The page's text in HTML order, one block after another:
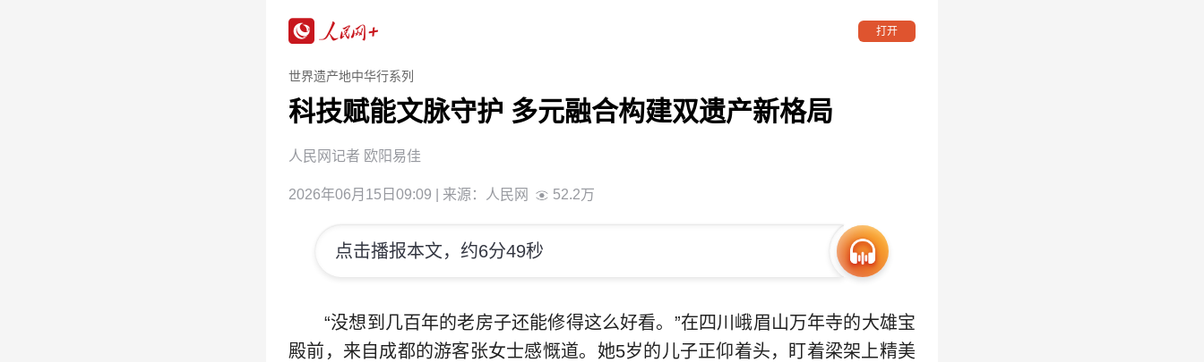
打开
世界遗产地中华行系列
科技赋能文脉守护 多元融合构建双遗产新格局
人民网记者 欧阳易佳
2026年06月15日09:09 | 来源： 人民网 52.2万
点击播报本文，约6分49秒
“没想到几百年的老房子还能修得这么好看。”在四川峨眉山万年寺的大雄宝
殿前，来自成都的游客张女士感慨道。她5岁的儿子正仰着头，盯着梁架上精美